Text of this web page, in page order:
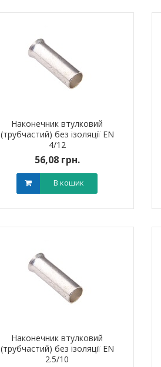
Наконечник втулковий
(трубчастий) без ізоляції EN
4/12
56,08 грн.
В кошик
Наконечник втулковий
(трубчастий) без ізоляції EN
2.5/10